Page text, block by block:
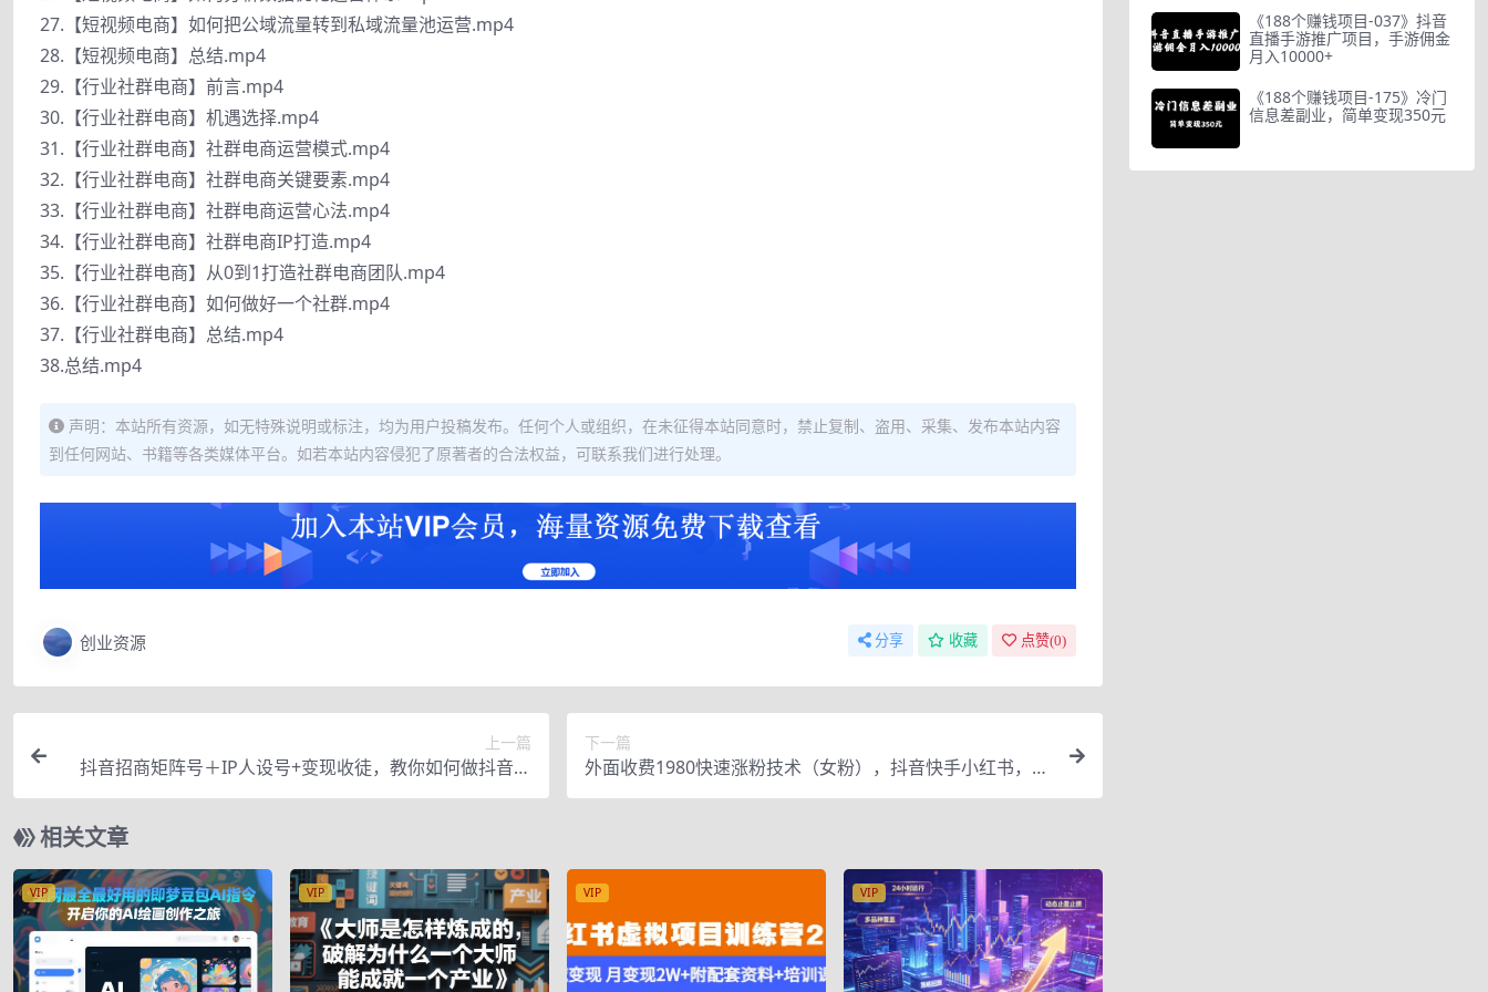
27.【短视频电商】如何把公域流量转到私域流量池运营.mp4
28.【短视频电商】总结.mp4
29.【行业社群电商】前言.mp4
30.【行业社群电商】机遇选择.mp4
31.【行业社群电商】社群电商运营模式.mp4
32.【行业社群电商】社群电商关键要素.mp4
33.【行业社群电商】社群电商运营心法.mp4
34.【行业社群电商】社群电商IP打造.mp4
35.【行业社群电商】从0到1打造社群电商团队.mp4
36.【行业社群电商】如何做好一个社群.mp4
37.【行业社群电商】总结.mp4
38.总结.mp4
声明：本站所有资源，如无特殊说明或标注，均为用户投稿发布。任何个人或组织，在未征得本站同意时，禁止复制、盗用、采集、发布本站内容
到任何网站、书籍等各类媒体平台。如若本站内容侵犯了原著者的合法权益，可联系我们进行处理。
创业资源 分享 收藏 点赞(0)
上一篇
抖音招商矩阵号＋IP人设号+变现收徒，教你如何做抖音，
通过抖音如何变现
下一篇
外面收费1980快速涨粉技术（女粉），抖音快手小红书，只
要你有执行力，涨粉轻而易举，粉丝=变现
相关文章
VIP VIP VIP VIP
《188个赚钱项目-037》抖音
直播手游推广项目，手游佣金
月入10000+
《188个赚钱项目-175》冷门
信息差副业，简单变现350元